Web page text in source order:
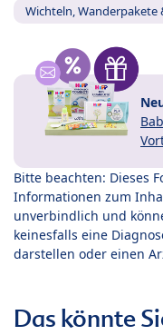
Wichteln, Wanderpakete
Bitte beachten: Dieses
Informationen zum
unverbindlich und
keinesfalls eine
darstellen oder einen
Das könnte